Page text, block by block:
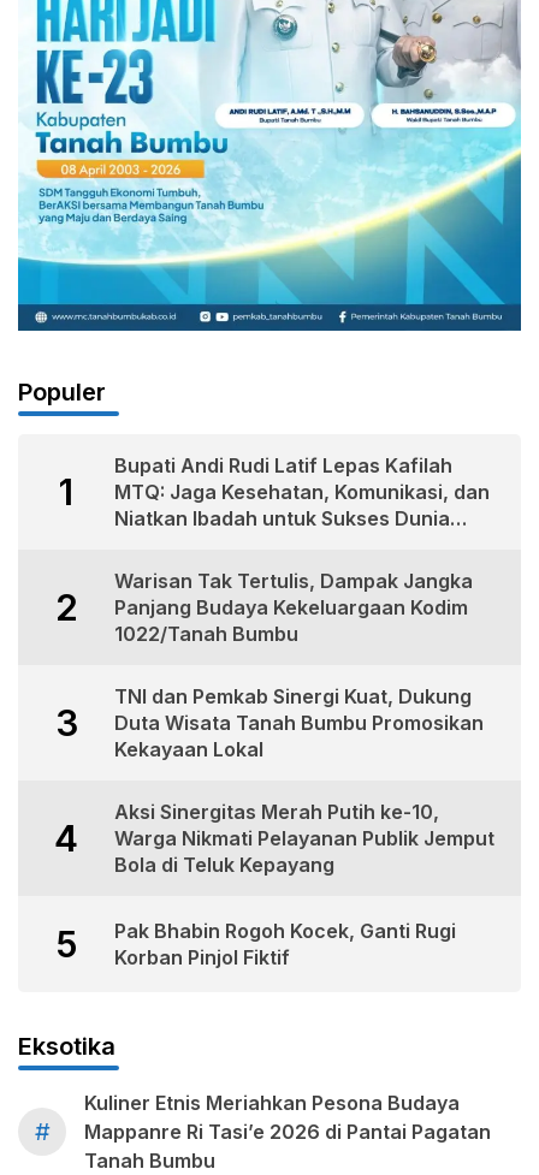
Populer
1
Bupati Andi Rudi Latif Lepas Kafilah
MTQ: Jaga Kesehatan, Komunikasi, dan
Niatkan Ibadah untuk Sukses Dunia
2
Warisan Tak Tertulis, Dampak Jangka
Panjang Budaya Kekeluargaan Kodim
1022/Tanah Bumbu
3
TNI dan Pemkab Sinergi Kuat, Dukung
Duta Wisata Tanah Bumbu Promosikan
Kekayaan Lokal
4
Aksi Sinergitas Merah Putih ke-10,
Warga Nikmati Pelayanan Publik Jemput
Bola di Teluk Kepayang
5
Pak Bhabin Rogoh Kocek, Ganti Rugi
Korban Pinjol Fiktif
Eksotika
#
Kuliner Etnis Meriahkan Pesona Budaya
Mappanre Ri Tasi’e 2026 di Pantai Pagatan
Tanah Bumbu